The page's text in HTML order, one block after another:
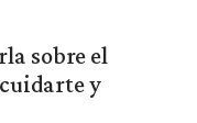
sobre el
y